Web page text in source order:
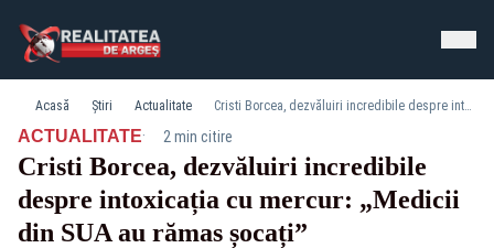
Acasă Știri Actualitate Cristi Borcea, dezvăluiri incredibile despre intoxicația cu mercur: „Medicii din SUA au rămas șocați”
ACTUALITATE· 2 min citire
Cristi Borcea, dezvăluiri incredibile
despre intoxicația cu mercur: „Medicii
din SUA au rămas șocați”